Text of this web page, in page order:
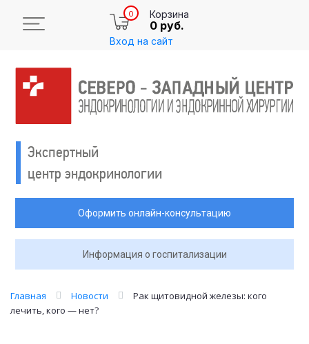
0 Корзина
0 руб.
Вход на сайт
Экспертный
центр эндокринологии
Оформить онлайн-консультацию
Информация о госпитализации
Главная Новости
Рак щитовидной железы: кого
лечить, кого — нет?